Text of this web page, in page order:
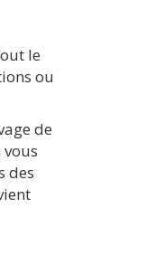
le
ou
de
des